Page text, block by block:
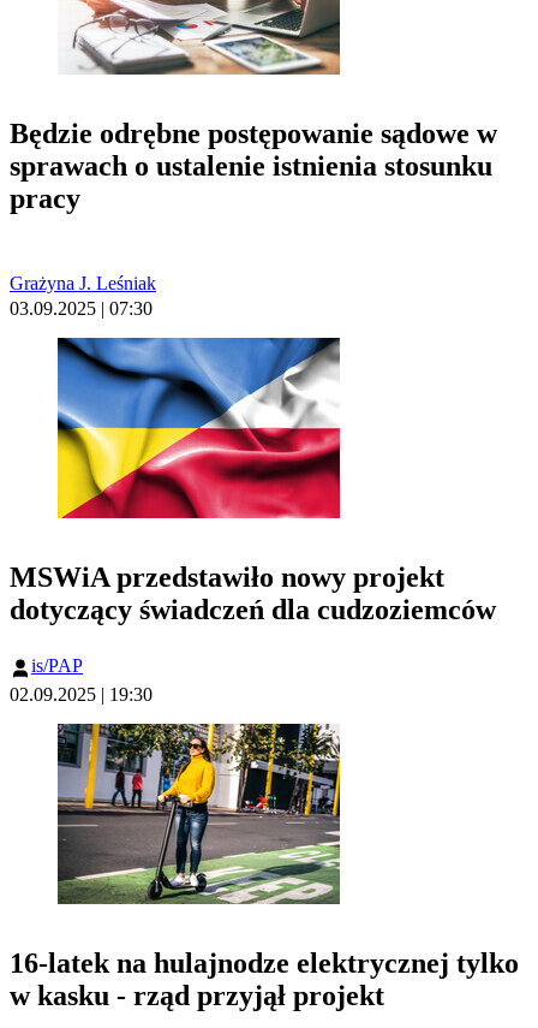
Będzie odrębne postępowanie sądowe w
sprawach o ustalenie istnienia stosunku
pracy
Grażyna J. Leśniak
03.09.2025 | 07:30
MSWiA przedstawiło nowy projekt
dotyczący świadczeń dla cudzoziemców
is/PAP
02.09.2025 | 19:30
16-latek na hulajnodze elektrycznej tylko
w kasku - rząd przyjął projekt